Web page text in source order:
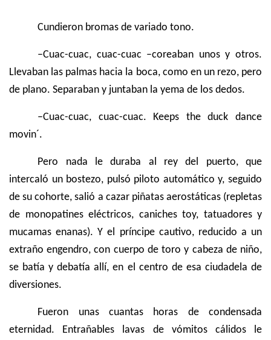
Cundieron bromas de variado tono.
–Cuac-cuac, cuac-cuac –coreaban unos y otros.
Llevaban las palmas hacia la boca, como en un rezo, pero
de plano. Separaban y juntaban la yema de los dedos.
–Cuac-cuac, cuac-cuac. Keeps the duck dance
movin´.
Pero nada le duraba al rey del puerto, que
intercaló un bostezo, pulsó piloto automático y, seguido
de su cohorte, salió a cazar piñatas aerostáticas (repletas
de monopatines eléctricos, caniches toy, tatuadores y
mucamas enanas). Y el príncipe cautivo, reducido a un
extraño engendro, con cuerpo de toro y cabeza de niño,
se batía y debatía allí, en el centro de esa ciudadela de
diversiones.
Fueron unas cuantas horas de condensada
eternidad. Entrañables lavas de vómitos cálidos le